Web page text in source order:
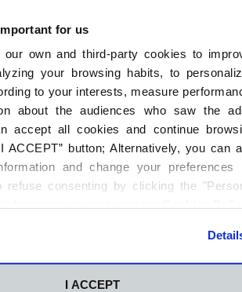
for us
own and third-party cookies to
your browsing habits, to
to your interests, measure
about the audiences who saw the
accept all cookies and continue
ACCEPT” button; Alternatively, you can
and change your preferences
refuse consenting by clicking the
I ACCEPT
FP Online
Auxiliar de Enfermería
apoyar y asistir con
en el ámbito sanitario.